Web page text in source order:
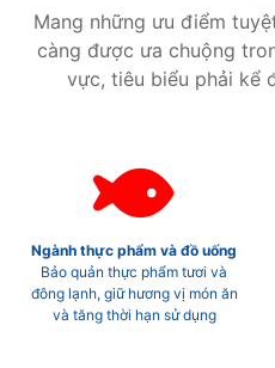
Mang những ưu điểm
càng được ưa chuộng
vực, tiêu biểu phải kể
Ngành thực phẩm và đồ uống
Bảo quản thực phẩm tươi và
đông lạnh, giữ hương vị món ăn
và tăng thời hạn sử dụng